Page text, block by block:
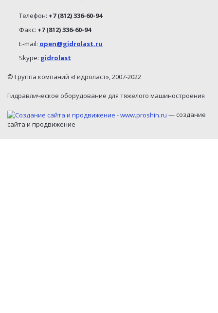
Телефон: +7 (812) 336-60-94
Факс: +7 (812) 336-60-94
E-mail: open@gidrolast.ru
Skype: gidrolast
© Группа компаний «Гидроласт», 2007-2022
Гидравлическое оборудование для тяжелого машиностроения
— создание
сайта и продвижение